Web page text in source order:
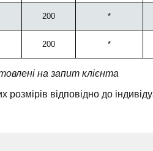
200 *
200 *
на запит клієнта
відповідно до